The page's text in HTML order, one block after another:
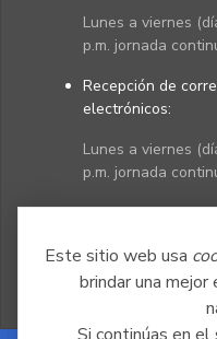
Este sitio web usa
brindar una mejor
Lunes a viernes
p.m. jornada
Recepción de
electrónicos:
Lunes a viernes
p.m. jornada